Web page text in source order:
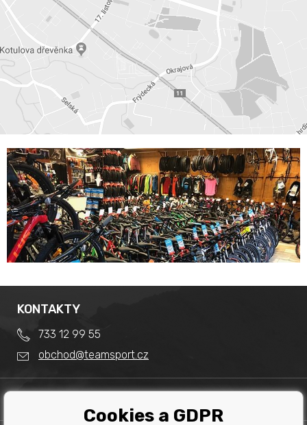
Obchodní podmínky
KONTAKTY
733 12 99 55
obchod@teamsport.cz
Cookies a GDPR